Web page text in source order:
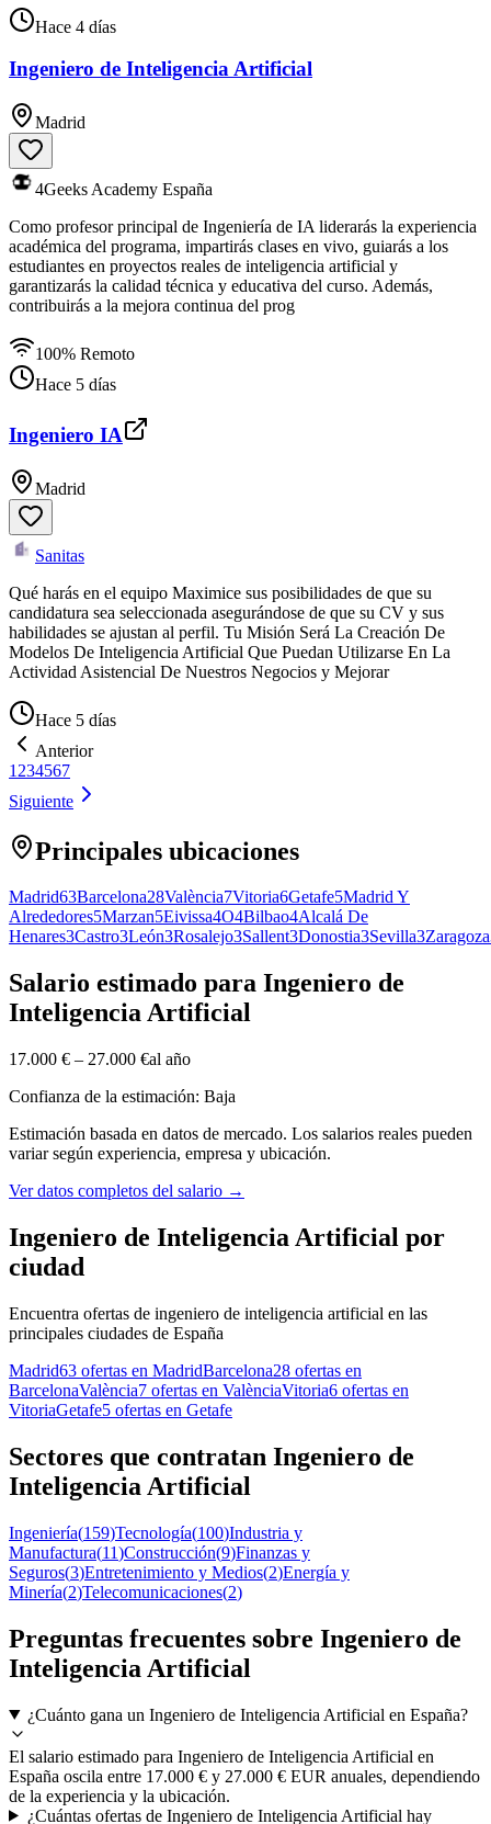
Hace 4 días
Ingeniero de Inteligencia Artificial
Madrid
4Geeks Academy España
Como profesor principal de Ingeniería de IA liderarás la experiencia
académica del programa, impartirás clases en vivo, guiarás a los
estudiantes en proyectos reales de inteligencia artificial y
garantizarás la calidad técnica y educativa del curso. Además,
contribuirás a la mejora continua del prog
100% Remoto
Hace 5 días
Ingeniero IA
Madrid
Sanitas
Qué harás en el equipo Maximice sus posibilidades de que su
candidatura sea seleccionada asegurándose de que su CV y sus
habilidades se ajustan al perfil. Tu Misión Será La Creación De
Modelos De Inteligencia Artificial Que Puedan Utilizarse En La
Actividad Asistencial De Nuestros Negocios y Mejorar
Hace 5 días
Anterior
1 234567
Siguiente
Principales ubicaciones
Madrid63Barcelona28València7Vitoria6Getafe5Madrid Y
Alrededores5Marzan5Eivissa4O4Bilbao4Alcalá De
Henares3Castro3León3Rosalejo3Sallent3Donostia3Sevilla3Zaragoza
Salario estimado para Ingeniero de
Inteligencia Artificial
17.000 € – 27.000 €al año
Confianza de la estimación: Baja
Estimación basada en datos de mercado. Los salarios reales pueden
variar según experiencia, empresa y ubicación.
Ver datos completos del salario →
Ingeniero de Inteligencia Artificial por
ciudad
Encuentra ofertas de ingeniero de inteligencia artificial en las
principales ciudades de España
Madrid63 ofertas en MadridBarcelona28 ofertas en
BarcelonaValència7 ofertas en ValènciaVitoria6 ofertas en
VitoriaGetafe5 ofertas en Getafe
Sectores que contratan Ingeniero de
Inteligencia Artificial
Ingeniería(159)Tecnología(100)Industria y
Manufactura(11)Construcción(9)Finanzas y
Seguros(3)Entretenimiento y Medios(2)Energía y
Minería(2)Telecomunicaciones(2)
Preguntas frecuentes sobre Ingeniero de
Inteligencia Artificial
¿Cuánto gana un Ingeniero de Inteligencia Artificial en España?
El salario estimado para Ingeniero de Inteligencia Artificial en
España oscila entre 17.000 € y 27.000 € EUR anuales, dependiendo
de la experiencia y la ubicación.
¿Cuántas ofertas de Ingeniero de Inteligencia Artificial hay